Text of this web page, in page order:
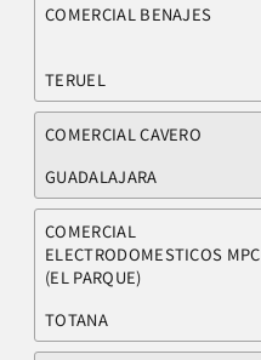
COMERCIAL BENAJES
TERUEL
COMERCIAL CAVERO
GUADALAJARA
COMERCIAL
ELECTRODOMESTICOS MPC
(EL PARQUE)
TOTANA